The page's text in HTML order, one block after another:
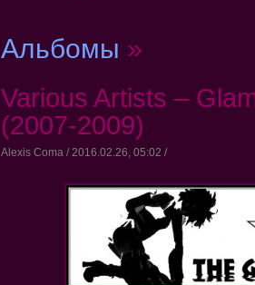
Альбомы »
Various Artists –
(2007-2009)
Alexis Coma / 2016.02.26, 05:02 /